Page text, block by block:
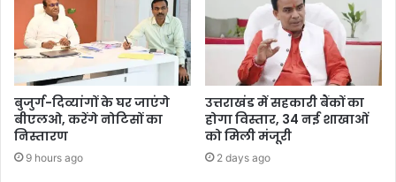
बुजुर्ग-दिव्यांगों के घर जाएंगे
बीएलओ, करेंगे नोटिसों का
निस्तारण
9 hours ago
उत्तराखंड में सहकारी बैंकों का
होगा विस्तार, 34 नई शाखाओं
को मिली मंजूरी
2 days ago